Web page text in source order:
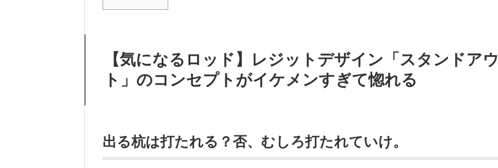
【気になるロッド】レジットデザイン「スタンドアウ
ト」のコンセプトがイケメンすぎて惚れる
出る杭は打たれる？否、むしろ打たれていけ。